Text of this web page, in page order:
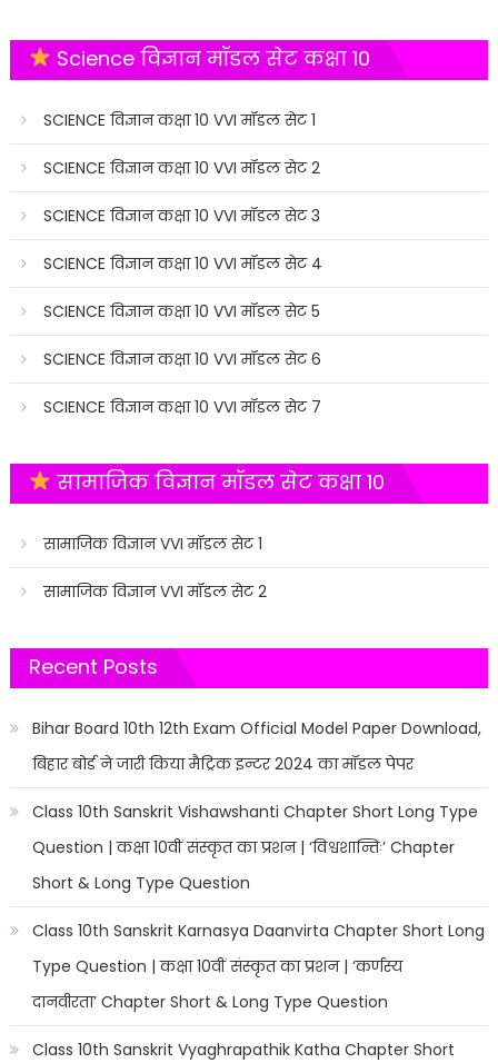
Science विज्ञान मॉडल सेट कक्षा 10
SCIENCE विज्ञान कक्षा 10 VVI मॉडल सेट 1
SCIENCE विज्ञान कक्षा 10 VVI मॉडल सेट 2
SCIENCE विज्ञान कक्षा 10 VVI मॉडल सेट 3
SCIENCE विज्ञान कक्षा 10 VVI मॉडल सेट 4
SCIENCE विज्ञान कक्षा 10 VVI मॉडल सेट 5
SCIENCE विज्ञान कक्षा 10 VVI मॉडल सेट 6
SCIENCE विज्ञान कक्षा 10 VVI मॉडल सेट 7
सामाजिक विज्ञान मॉडल सेट कक्षा 10
सामाजिक विज्ञान VVI मॉडल सेट 1
सामाजिक विज्ञान VVI मॉडल सेट 2
Recent Posts
Bihar Board 10th 12th Exam Official Model Paper Download,
बिहार बोर्ड ने जारी किया मैट्रिक इन्टर 2024 का मॉडल पेपर
Class 10th Sanskrit Vishawshanti Chapter Short Long Type
Question | कक्षा 10वीं संस्कृत का प्रशन | ‘विश्वशान्तिः’ Chapter
Short & Long Type Question
Class 10th Sanskrit Karnasya Daanvirta Chapter Short Long
Type Question | कक्षा 10वीं संस्कृत का प्रशन | ‘कर्णस्य
दानवीरता’ Chapter Short & Long Type Question
Class 10th Sanskrit Vyaghrapathik Katha Chapter Short